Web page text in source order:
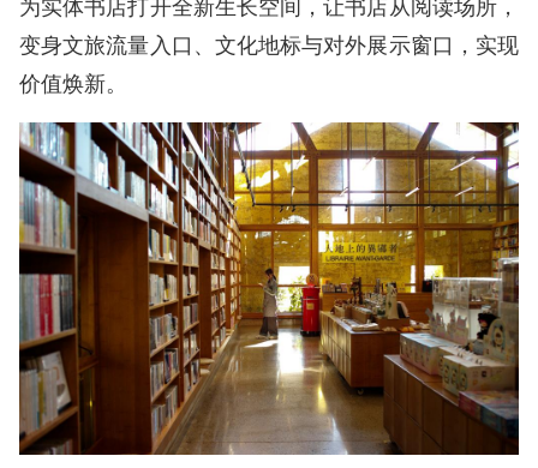
变身文旅流量入口、文化地标与对外展示窗口，实现
价值焕新。